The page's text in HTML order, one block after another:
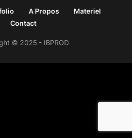
A Propos
Materiel
Contact
© 2025 - IBPROD